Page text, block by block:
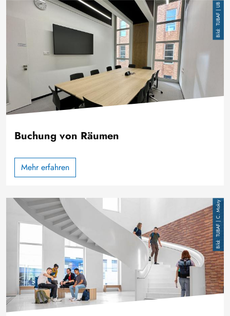
TUBAF | UB
Buchung von Räumen
Mehr erfahren
Bild TUBAF | C. Mokry